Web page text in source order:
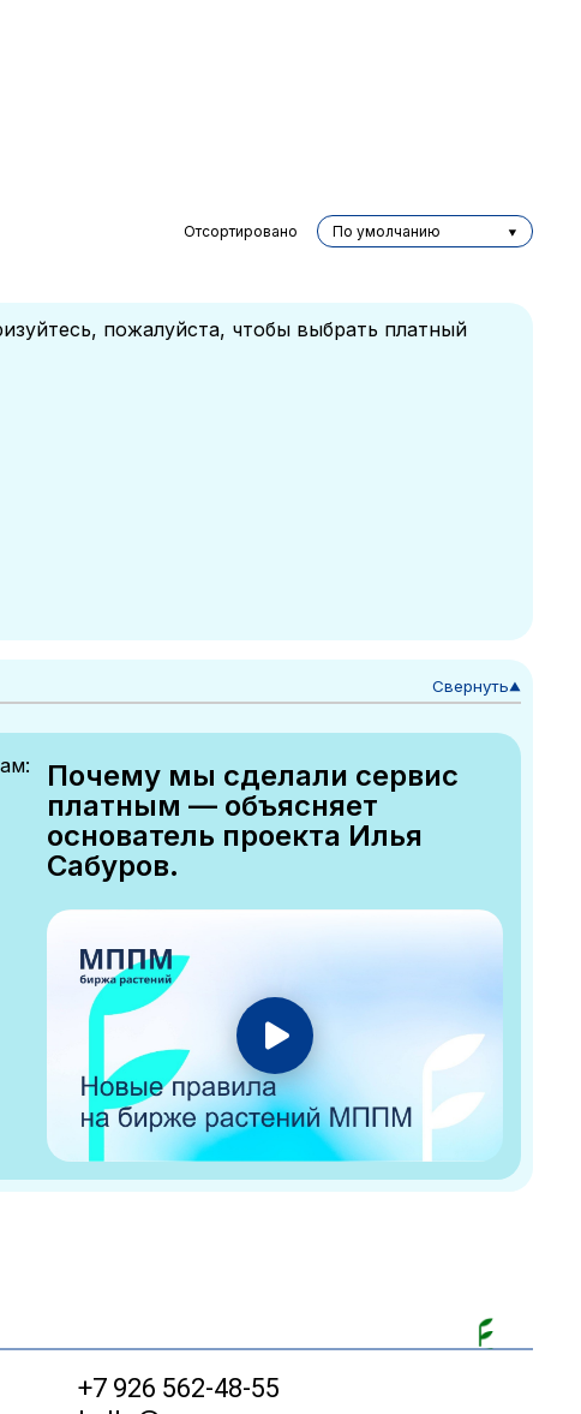
Отсортировано По умолчанию
пожалуйста, чтобы выбрать платный
Свернуть▼
Почему мы сделали сервис
платным — объясняет
основатель проекта Илья
Сабуров.
+7 926 562-48-55